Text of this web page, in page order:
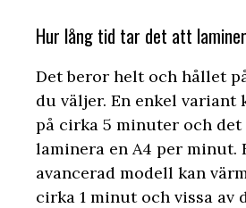
Hur lång tid tar det att
Det beror helt och hållet
du väljer. En enkel variant
på cirka 5 minuter och
laminera en A4 per minut.
avancerad modell kan
cirka 1 minut och vissa av